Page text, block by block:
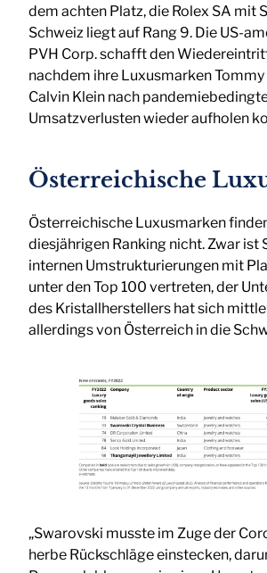
dem achten Platz, die Rolex SA mit
Schweiz liegt auf Rang 9. Die US-
PVH Corp. schafft den
nachdem ihre Luxusmarken
Calvin Klein nach
Umsatzverlusten wieder aufholen
Österreichische
Österreichische Luxusmarken
diesjährigen Ranking nicht. Zwar ist
internen Umstrukturierungen mit
unter den Top 100 vertreten, der
des Kristallherstellers hat sich
allerdings von Österreich in die
„Swarovski musste im Zuge der
herbe Rückschläge einstecken,